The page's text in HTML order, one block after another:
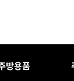
방용품